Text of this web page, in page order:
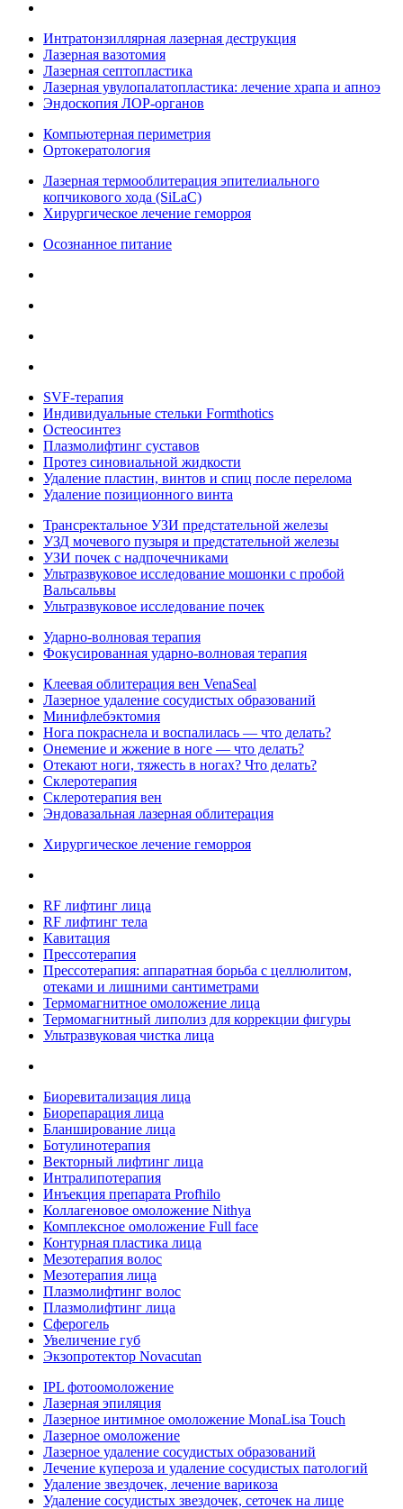
Интратонзиллярная лазерная деструкция
Лазерная вазотомия
Лазерная септопластика
Лазерная увулопалатопластика: лечение храпа и апноэ
Эндоскопия ЛОР-органов
Компьютерная периметрия
Ортокератология
Лазерная термооблитерация эпителиального
копчикового хода (SiLaC)
Хирургическое лечение геморроя
Осознанное питание
SVF-терапия
Индивидуальные стельки Formthotics
Остеосинтез
Плазмолифтинг суставов
Протез синовиальной жидкости
Удаление пластин, винтов и спиц после перелома
Удаление позиционного винта
Трансректальное УЗИ предстательной железы
УЗД мочевого пузыря и предстательной железы
УЗИ почек с надпочечниками
Ультразвуковое исследование мошонки с пробой
Вальсальвы
Ультразвуковое исследование почек
Ударно-волновая терапия
Фокусированная ударно-волновая терапия
Клеевая облитерация вен VenaSeal
Лазерное удаление сосудистых образований
Минифлебэктомия
Нога покраснела и воспалилась — что делать?
Онемение и жжение в ноге — что делать?
Отекают ноги, тяжесть в ногах? Что делать?
Склеротерапия
Склеротерапия вен
Эндовазальная лазерная облитерация
Хирургическое лечение геморроя
RF лифтинг лица
RF лифтинг тела
Кавитация
Прессотерапия
Прессотерапия: аппаратная борьба с целлюлитом,
отеками и лишними сантиметрами
Термомагнитное омоложение лица
Термомагнитный липолиз для коррекции фигуры
Ультразвуковая чистка лица
Биоревитализация лица
Биорепарация лица
Бланширование лица
Ботулинотерапия
Векторный лифтинг лица
Интралипотерапия
Инъекция препарата Profhilo
Коллагеновое омоложение Nithya
Комплексное омоложение Full face
Контурная пластика лица
Мезотерапия волос
Мезотерапия лица
Плазмолифтинг волос
Плазмолифтинг лица
Сферогель
Увеличение губ
Экзопротектор Novacutan
IPL фотоомоложение
Лазерная эпиляция
Лазерное интимное омоложение MonaLisa Touch
Лазерное омоложение
Лазерное удаление сосудистых образований
Лечение купероза и удаление сосудистых патологий
Удаление звездочек, лечение варикоза
Удаление сосудистых звездочек, сеточек на лице